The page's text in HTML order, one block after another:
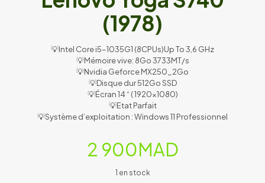
(1978)
💡Intel Core i5-1035G1 (8CPUs)Up To 3,6 GHz
💡Mémoire vive: 8Go 3733MT/s
💡Nvidia Geforce MX250_2Go
💡Disque dur 512Go SSD
💡Écran 14 “ ( 1920×1080)
💡Etat Parfait
💡Système d’exploitation : Windows 11 Professionnel
2 900MAD
1 en stock